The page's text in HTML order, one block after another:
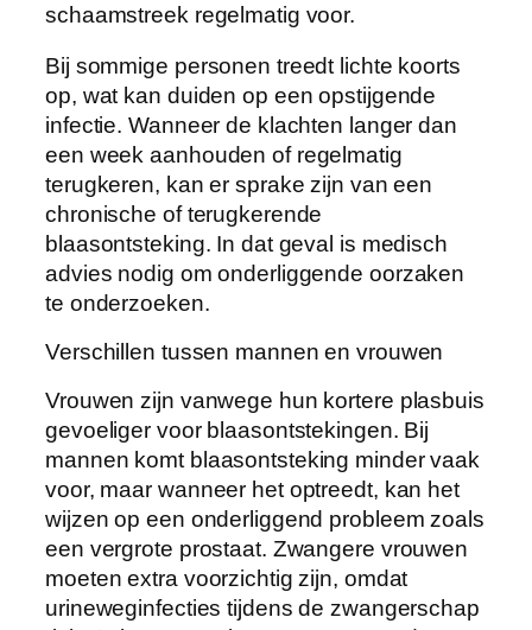
schaamstreek regelmatig voor.
Bij sommige personen treedt lichte koorts
op, wat kan duiden op een opstijgende
infectie. Wanneer de klachten langer dan
een week aanhouden of regelmatig
terugkeren, kan er sprake zijn van een
chronische of terugkerende
blaasontsteking. In dat geval is medisch
advies nodig om onderliggende oorzaken
te onderzoeken.
Verschillen tussen mannen en vrouwen
Vrouwen zijn vanwege hun kortere plasbuis
gevoeliger voor blaasontstekingen. Bij
mannen komt blaasontsteking minder vaak
voor, maar wanneer het optreedt, kan het
wijzen op een onderliggend probleem zoals
een vergrote prostaat. Zwangere vrouwen
moeten extra voorzichtig zijn, omdat
urineweginfecties tijdens de zwangerschap